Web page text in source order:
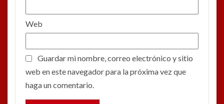
Web
Guardar mi nombre, correo electrónico y sitio
web en este navegador para la próxima vez que
haga un comentario.